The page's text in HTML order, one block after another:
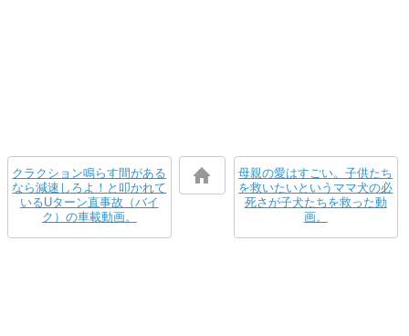
クラクション鳴らす間がある
なら減速しろよ！と叩かれて
いるUターン直事故（バイ
ク）の車載動画。
母親の愛はすごい。子供たち
を救いたいというママ犬の必
死さが子犬たちを救った動
画。